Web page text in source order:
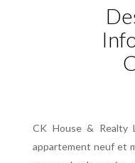
CK House & Realty
appartement neuf et